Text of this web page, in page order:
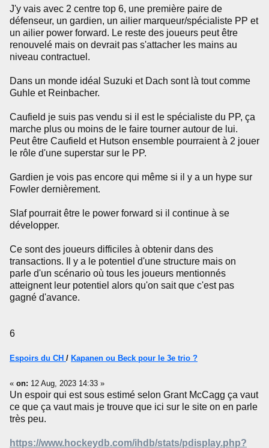
J'y vais avec 2 centre top 6, une première paire de
défenseur, un gardien, un ailier marqueur/spécialiste PP et
un ailier power forward. Le reste des joueurs peut être
renouvelé mais on devrait pas s'attacher les mains au
niveau contractuel.
Dans un monde idéal Suzuki et Dach sont là tout comme
Guhle et Reinbacher.
Caufield je suis pas vendu si il est le spécialiste du PP, ça
marche plus ou moins de le faire tourner autour de lui.
Peut être Caufield et Hutson ensemble pourraient à 2 jouer
le rôle d'une superstar sur le PP.
Gardien je vois pas encore qui même si il y a un hype sur
Fowler dernièrement.
Slaf pourrait être le power forward si il continue à se
développer.
Ce sont des joueurs difficiles à obtenir dans des
transactions. Il y a le potentiel d'une structure mais on
parle d'un scénario où tous les joueurs mentionnés
atteignent leur potentiel alors qu'on sait que c'est pas
gagné d'avance.
6
Espoirs du CH / Kapanen ou Beck pour le 3e trio ?
« on: 12 Aug, 2023 14:33 »
Un espoir qui est sous estimé selon Grant McCagg ça vaut
ce que ça vaut mais je trouve que ici sur le site on en parle
très peu.
https://www.hockeydb.com/ihdb/stats/pdisplay.php?